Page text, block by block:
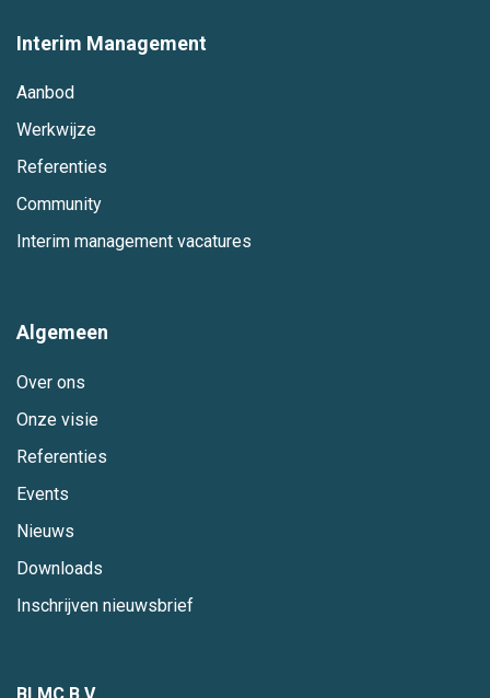
Interim Management
Aanbod
Werkwijze
Referenties
Community
Interim management vacatures
Algemeen
Over ons
Onze visie
Referenties
Events
Nieuws
Downloads
Inschrijven nieuwsbrief
BLMC B.V.